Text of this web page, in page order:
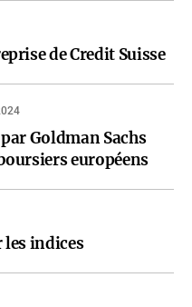
de Credit Suisse
Goldman Sachs
européens
indices